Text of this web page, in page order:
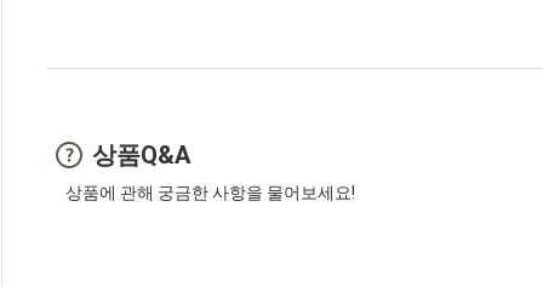
상품Q&A
상품에 관해 궁금한 사항을 물어보세요!